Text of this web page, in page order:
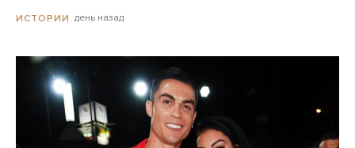
ИСТОРИИ день назад